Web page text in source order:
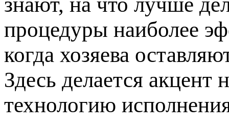
процедуры наиболее
когда хозяева
Здесь делается акцент
технологию